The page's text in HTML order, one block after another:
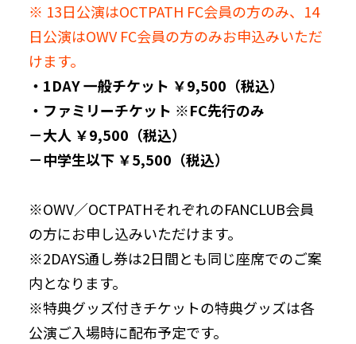
※ 13日公演はOCTPATH FC会員の方のみ、14
日公演はOWV FC会員の方のみお申込みいただ
けます。
・1DAY 一般チケット ￥9,500（税込）
・ファミリーチケット ※FC先行のみ
－大人 ￥9,500（税込）
－中学生以下 ￥5,500（税込）
※OWV／OCTPATHそれぞれのFANCLUB会員
の方にお申し込みいただけます。
※2DAYS通し券は2日間とも同じ座席でのご案
内となります。
※特典グッズ付きチケットの特典グッズは各
公演ご入場時に配布予定です。